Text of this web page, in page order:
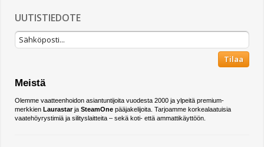
UUTISTIEDOTE
Tilaa
Meistä
Olemme vaatteenhoidon asiantuntijoita vuodesta 2000 ja ylpeitä premium-
merkkien Laurastarja SteamOne pääjakelijoita. Tarjoamme korkealaatuisia
vaatehöyrystimiä ja silityslaitteita – sekä koti- että ammattikäyttöön.